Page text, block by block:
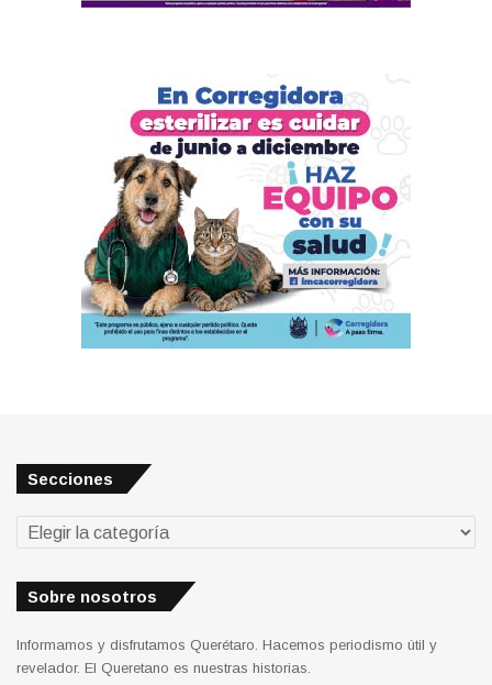
Secciones
Secciones
Sobre nosotros
Informamos y disfrutamos Querétaro. Hacemos periodismo útil y
revelador. El Queretano es nuestras historias.